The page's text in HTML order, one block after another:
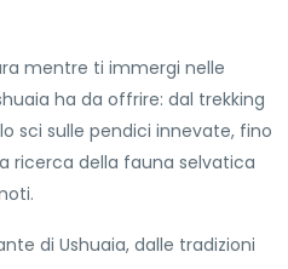
mentre ti immergi nelle
ha da offrire: dal trekking
sci sulle pendici innevate, fino
ricerca della fauna selvatica
di Ushuaia, dalle tradizioni